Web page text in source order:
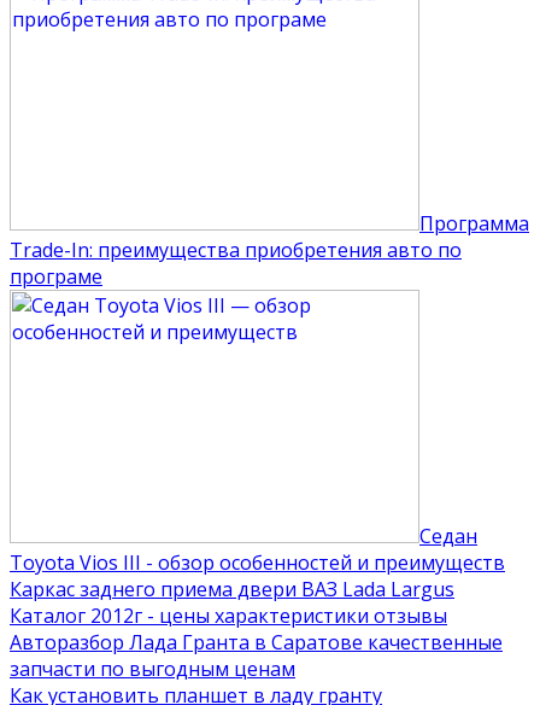
Программа
Trade-In: преимущества приобретения авто по
програме
Седан
Toyota Vios III - обзор особенностей и преимуществ
Каркас заднего приема двери ВАЗ Lada Largus
Каталог 2012г - цены характеристики отзывы
Авторазбор Лада Гранта в Саратове качественные
запчасти по выгодным ценам
Как установить планшет в ладу гранту